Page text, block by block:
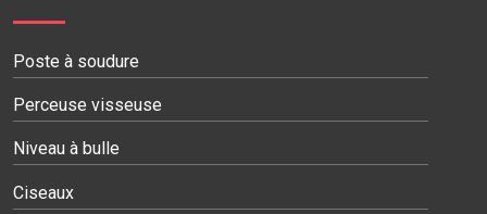
Poste à soudure
Perceuse visseuse
Niveau à bulle
Ciseaux